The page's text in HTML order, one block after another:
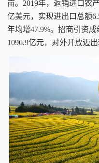
亩。2019年，返销进口农
亿美元，实现进出口总额
年均增47.9%。招商引资
1096.9亿元，对外开放迈出